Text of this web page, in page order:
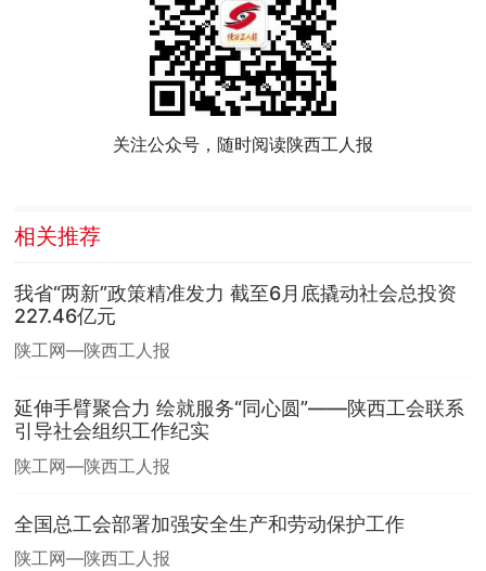
关注公众号，随时阅读陕西工人报
相关推荐
我省“两新”政策精准发力 截至6月底撬动社会总投资
227.46亿元
陕工网—陕西工人报
延伸手臂聚合力 绘就服务“同心圆”——陕西工会联系
引导社会组织工作纪实
陕工网—陕西工人报
全国总工会部署加强安全生产和劳动保护工作
陕工网—陕西工人报